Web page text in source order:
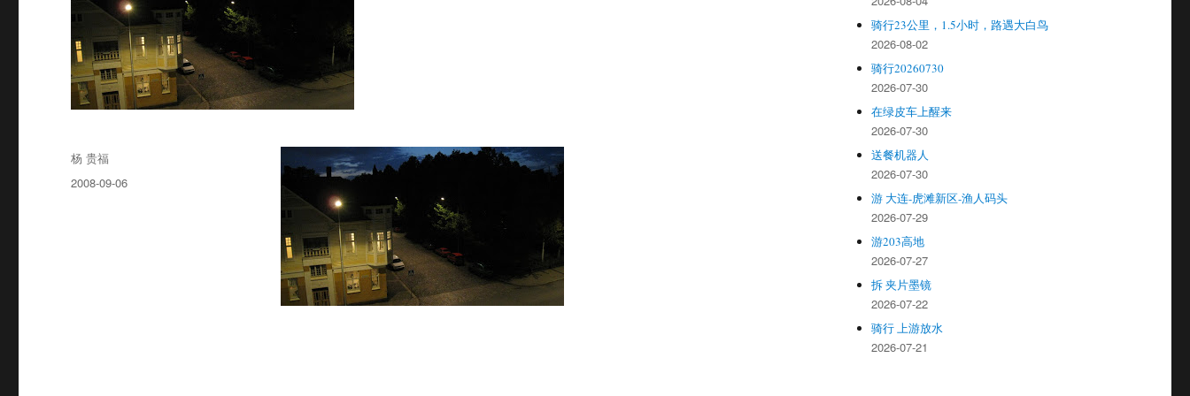
Author
杨 贵福
Posted
2008-09-06
骑行23公里，1.5小时，路遇大白鸟
2026-08-02
骑行20260730
2026-07-30
在绿皮车上醒来
2026-07-30
送餐机器人
2026-07-30
游 大连-虎滩新区-渔人码头
2026-07-29
游203高地
2026-07-27
拆 夹片墨镜
2026-07-22
骑行 上游放水
2026-07-21